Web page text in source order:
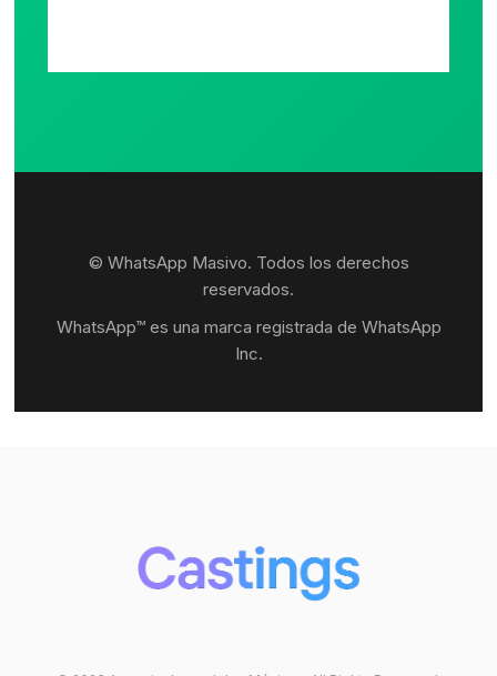
© WhatsApp Masivo. Todos los derechos
reservados.
WhatsApp™ es una marca registrada de WhatsApp
Inc.